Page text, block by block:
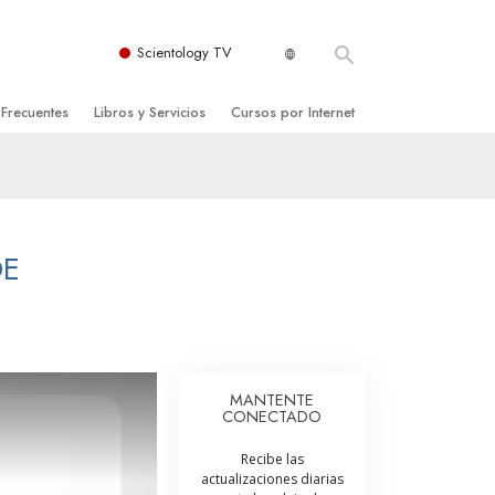
Scientology TV
de Scientology
Libros y Servicios
Introductorias
Cursos por Internet
La Integridad y la Honestidad
La Escala Tonal Emocional
MANTENTE
CONECTADO
Recibe las
actualizaciones diarias